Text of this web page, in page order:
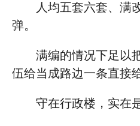
人均五套六套、满
弹。
满编的情况下足以
伍给当成路边一条直接
守在行政楼，实在